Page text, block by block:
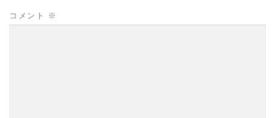
コメント ※